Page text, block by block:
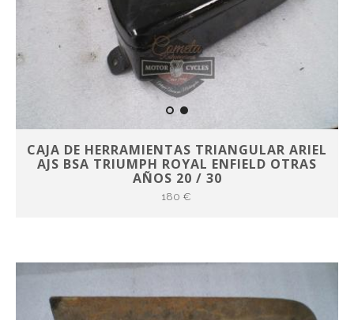
CAJA DE HERRAMIENTAS TRIANGULAR ARIEL
AJS BSA TRIUMPH ROYAL ENFIELD OTRAS
AÑOS 20 / 30
180 €